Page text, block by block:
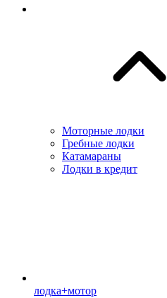
Моторные лодки
Гребные лодки
Катамараны
Лодки в кредит
лодка+мотор